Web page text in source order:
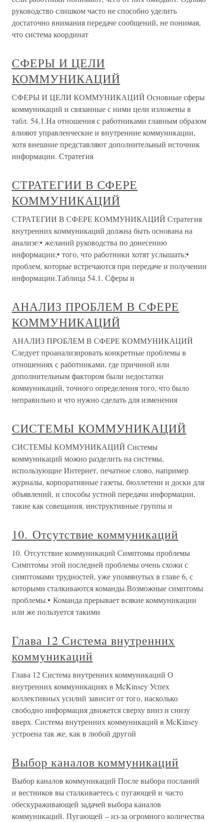
руководство слишком часто не способно уделить
достаточно внимания передаче сообщений, не понимая,
что система координат
СФЕРЫ И ЦЕЛИ
КОММУНИКАЦИЙ
СФЕРЫ И ЦЕЛИ КОММУНИКАЦИЙ Основные сферы
коммуникаций и связанные с ними цели изложены в
табл. 54.1.На отношения с работниками главным образом
влияют управленческие и внутренние коммуникации,
хотя внешние представляют дополнительный источник
информации. Стратегия
СТРАТЕГИИ В СФЕРЕ
КОММУНИКАЦИЙ
СТРАТЕГИИ В СФЕРЕ КОММУНИКАЦИЙ Стратегия
внутренних коммуникаций должна быть основана на
анализе:• желаний руководства по донесению
информации;• того, что работники хотят услышать;•
проблем, которые встречаются при передаче и получении
информации.Таблица 54.1. Сферы и
АНАЛИЗ ПРОБЛЕМ В СФЕРЕ
КОММУНИКАЦИЙ
АНАЛИЗ ПРОБЛЕМ В СФЕРЕ КОММУНИКАЦИЙ
Следует проанализировать конкретные проблемы в
отношениях с работниками, где причиной или
дополнительным фактором были недостатки
коммуникаций, точного определения того, что было
неправильно и что нужно сделать для изменения
СИСТЕМЫ КОММУНИКАЦИЙ
СИСТЕМЫ КОММУНИКАЦИЙ Системы
коммуникаций можно разделить на системы,
использующие Интернет, печатное слово, например
журналы, корпоративные газеты, бюллетени и доски для
объявлений, и способы устной передачи информации,
такие как совещания, инструктивные группы и
10. Отсутствие коммуникаций
10. Отсутствие коммуникаций Симптомы проблемы
Симптомы этой последней проблемы очень схожи с
симптомами трудностей, уже упомянутых в главе 6, с
которыми сталкиваются команды.Возможные симптомы
проблемы.• Команда прерывает всякие коммуникации
или же пользуется такими
Глава 12 Система внутренних
коммуникаций
Глава 12 Система внутренних коммуникаций О
внутренних коммуникациях в McKinsey Успех
коллективных усилий зависит от того, насколько
свободно информация движется сверху вниз и снизу
вверх. Система внутренних коммуникаций в McKinsey
устроена так же, как в любой другой
Выбор каналов коммуникаций
Выбор каналов коммуникаций После выбора посланий
и вестников вы сталкиваетесь с пугающей и часто
обескураживающей задачей выбора каналов
коммуникаций. Пугающей – из-за огромного количества